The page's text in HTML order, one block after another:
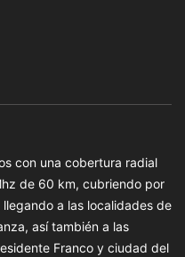
con una cobertura radial
de 60 km, cubriendo por
a las localidades de
así también a las
Franco y ciudad del